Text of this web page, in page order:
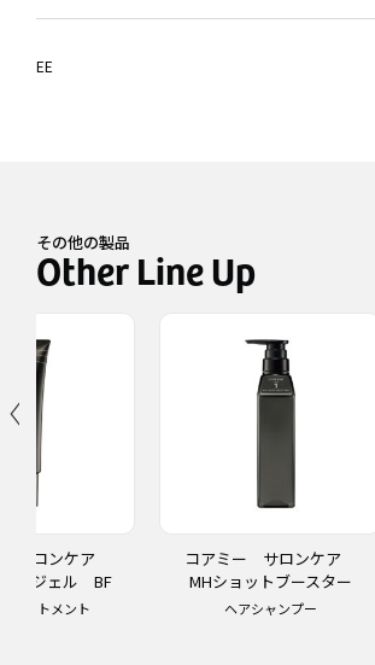
EE
その他の製品
サロンケア
ー ジェル BF
リートメント
コアミー サロンケア
MHショットブースター
ヘアシャンプー